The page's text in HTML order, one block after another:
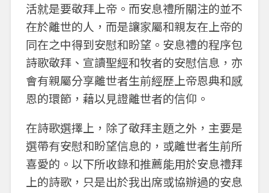
活就是要敬拜上帝。而安息禮所關注的並不
在於離世的人，而是讓家屬和親友在上帝的
同在之中得到安慰和盼望。安息禮的程序包
詩歌敬拜、宣讀聖經和牧者的安慰信息，亦
會有親屬分享離世者生前經歷上帝恩典和感
恩的環節，藉以見證離世者的信仰。
在詩歌選擇上，除了敬拜主題之外，主要是
選帶有安慰和盼望信息的，或離世者生前所
喜愛的。以下所收錄和推薦能用於安息禮拜
上的詩歌，只是出於我出席或協辦過的安息